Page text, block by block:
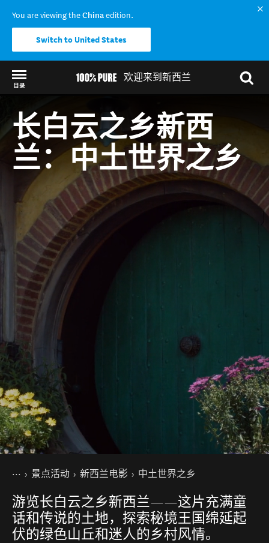
You are viewing theChinaedition.
Switch to United States
欢迎来到新西兰
目录
Back to my results
长白云之乡新西
兰：中土世界之乡
你的位置
主页景点活动 新西兰电影 中土世界之乡
游览长白云之乡新西兰——这片充满童
话和传说的土地，探索秘境王国绵延起
伏的绿色山丘和迷人的乡村风情。